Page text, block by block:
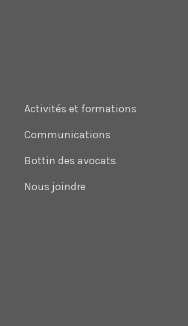
Activités et formations
Communications
Bottin des avocats
Nous joindre